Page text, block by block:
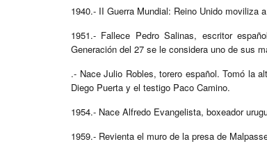
1940.- II Guerra Mundial: Reino Unido moviliza
1951.- Fallece Pedro Salinas, escritor
Generación del 27 se le considera uno de sus
.- Nace Julio Robles, torero español. Tomó la
Diego Puerta y el testigo Paco Camino.
1954.- Nace Alfredo Evangelista, boxeador
1959.- Revienta el muro de la presa de